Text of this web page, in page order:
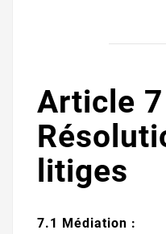
Article
litiges
7.1 Médiation :